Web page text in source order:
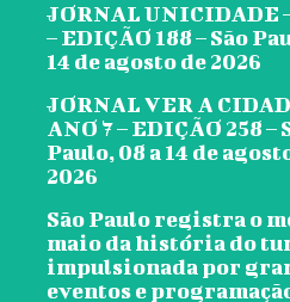
JORNAL UNICIDADE
– EDIÇÃO 188 – São
14 de agosto de 2026
JORNAL VER A
ANO 7 – EDIÇÃO 258 –
Paulo, 08 a 14 de
2026
São Paulo registra o
maio da história do
impulsionada por
eventos e